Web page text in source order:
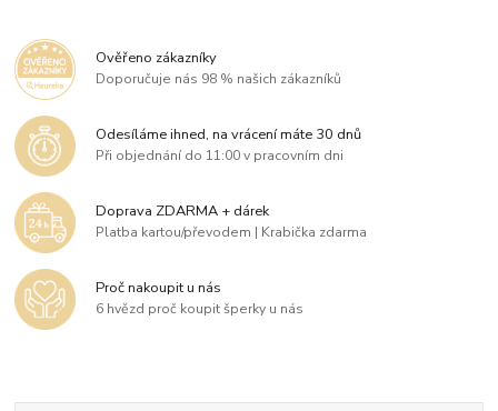
Ověřeno zákazníky
Doporučuje nás 98 % našich zákazníků
Odesíláme ihned, na vrácení máte 30 dnů
Při objednání do 11:00 v pracovním dni
Doprava ZDARMA + dárek
Platba kartou/převodem | Krabička zdarma
Proč nakoupit u nás
6 hvězd proč koupit šperky u nás